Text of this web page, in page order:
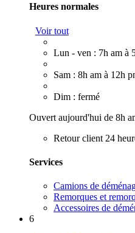
Heures normales
Voir tout
Lun - ven : 7h am à
Sam : 8h am à 12h
Dim : fermé
Ouvert aujourd'hui de 8h
Retour client 24
Services
Camions de
Remorques et
Accessoires de
6